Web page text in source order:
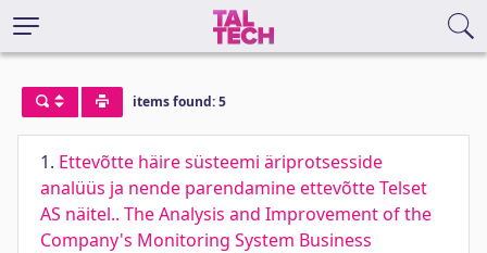
items found: 5
1. Ettevõtte häire süsteemi äriprotsesside
analüüs ja nende parendamine ettevõtte Telset
AS näitel.. The Analysis and Improvement of the
Company's Monitoring System Business